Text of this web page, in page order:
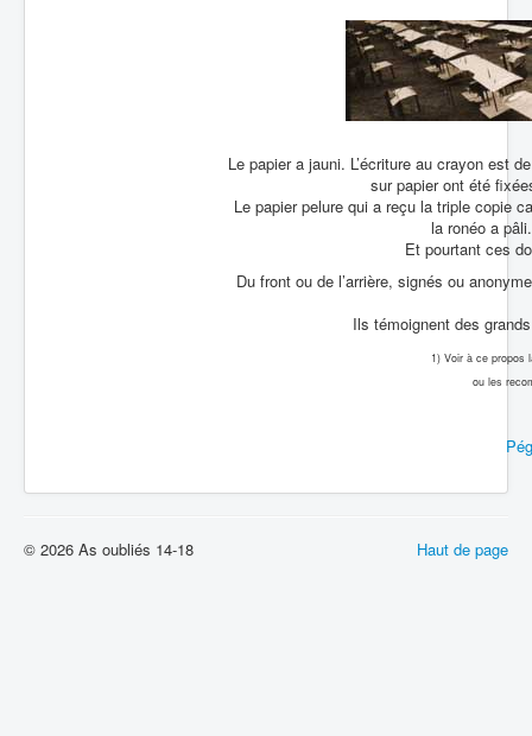
Le papier a jauni. L’écriture au crayon est
sur papier ont été
Le papier pelure qui a reçu la triple copie
la ronéo a
Et pourtant ces
Du front ou de l’arrière, signés ou
Ils témoignent des
1) Voir à ce propos
ou les
Haut de page
© 2026 As oubliés 14-18